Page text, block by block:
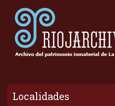
Localidades